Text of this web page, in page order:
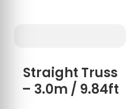
Straight Truss
– 3.0m / 9.84ft